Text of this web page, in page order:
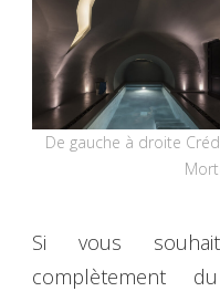
De gauche à droite
Si vous
complètement